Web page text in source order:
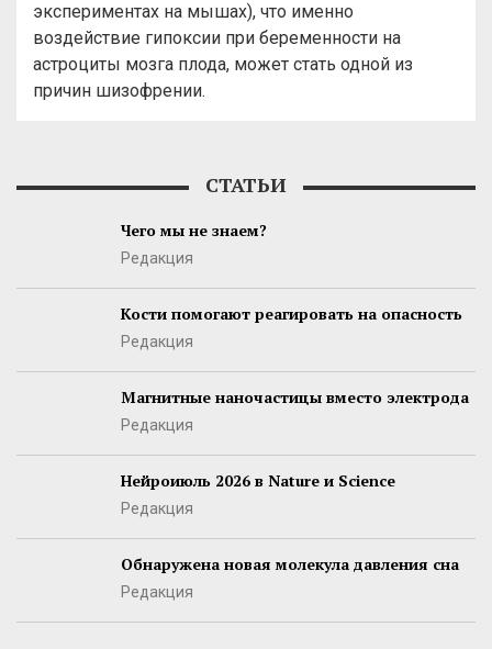
экспериментах на мышах), что именно
воздействие гипоксии при беременности на
астроциты мозга плода, может стать одной из
причин шизофрении.
СТАТЬИ
Чего мы не знаем?
Редакция
Кости помогают реагировать на опасность
Редакция
Магнитные наночастицы вместо электрода
Редакция
Нейроиюль 2026 в Nature и Science
Редакция
Обнаружена новая молекула давления сна
Редакция